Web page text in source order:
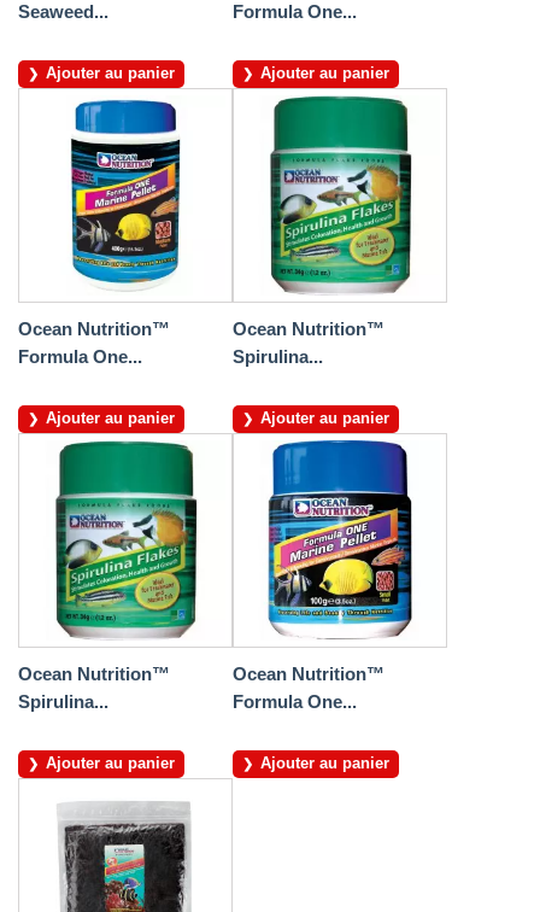
Seaweed...
Ajouter au panier
Formula One...
Ajouter au panier
Ocean Nutrition™
Formula One...
Ajouter au panier
Ocean Nutrition™
Spirulina...
Ajouter au panier
Ocean Nutrition™
Spirulina...
Ajouter au panier
Ocean Nutrition™
Formula One...
Ajouter au panier